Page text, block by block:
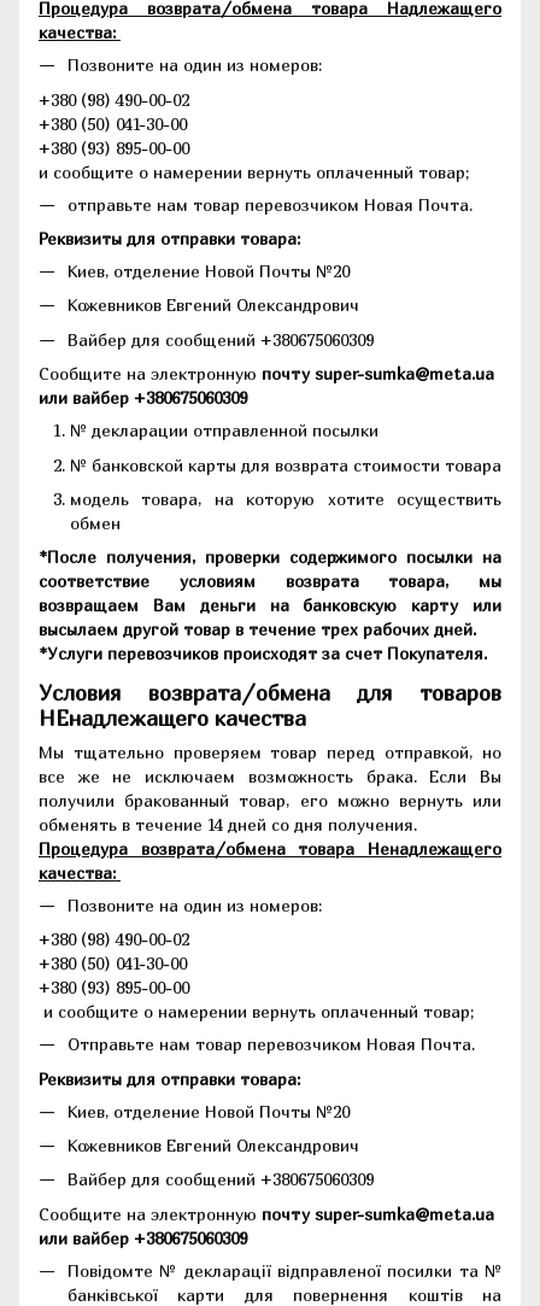
Процедура возврата/обмена товара Надлежащего
качества:
Позвоните на один из номеров:
+380 (98) 490-00-02
+380 (50) 041-30-00
+380 (93) 895-00-00
и сообщите о намерении вернуть оплаченный товар;
отправьте нам товар перевозчиком Новая Почта.
Реквизиты для отправки товара:
Киев, отделение Новой Почты №20
Кожевников Евгений Олександрович
Вайбер для сообщений +380675060309
Сообщите на электронную почту super-sumka@meta.ua
или вайбер +380675060309
№ декларации отправленной посылки
№ банковской карты для возврата стоимости товара
модель товара, на которую хотите осуществить
обмен
*После получения, проверки содержимого посылки на
соответствие условиям возврата товара, мы
возвращаем Вам деньги на банковскую карту или
высылаем другой товар в течение трех рабочих дней.
*Услуги перевозчиков происходят за счет Покупателя.
Условия возврата/обмена для товаров
НЕнадлежащего качества
Мы тщательно проверяем товар перед отправкой, но
все же не исключаем возможность брака. Если Вы
получили бракованный товар, его можно вернуть или
обменять в течение 14 дней со дня получения.
Процедура возврата/обмена товара Ненадлежащего
качества:
Позвоните на один из номеров:
+380 (98) 490-00-02
+380 (50) 041-30-00
+380 (93) 895-00-00
и сообщите о намерении вернуть оплаченный товар;
Отправьте нам товар перевозчиком Новая Почта.
Реквизиты для отправки товара:
Киев, отделение Новой Почты №20
Кожевников Евгений Олександрович
Вайбер для сообщений +380675060309
Сообщите на электронную почту super-sumka@meta.ua
или вайбер +380675060309
Повідомте № декларації відправленої посилки та №
банківської карти для повернення коштів на